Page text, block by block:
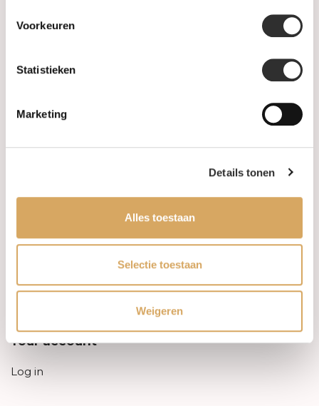
Voorkeuren
Statistieken
Marketing
Details tonen
Alles toestaan
Selectie toestaan
Weigeren
Leveringsvoorwaarden
Privacy Policy
Your account
Log in